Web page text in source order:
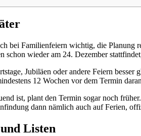
bei Familienfeiern wichtig, die Planung
schon wieder am 24. Dezember
Jubiläen oder andere Feiern
12 Wochen vor dem Termin
ist, plant den Termin sogar noch
dann nämlich auch auf Ferien,
Listen